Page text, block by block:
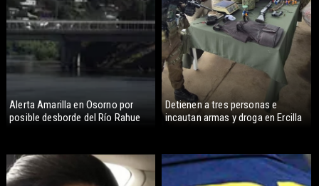
Alerta Amarilla en Osorno por
posible desborde del Río Rahue
Detienen a tres personas e
incautan armas y droga en Ercilla